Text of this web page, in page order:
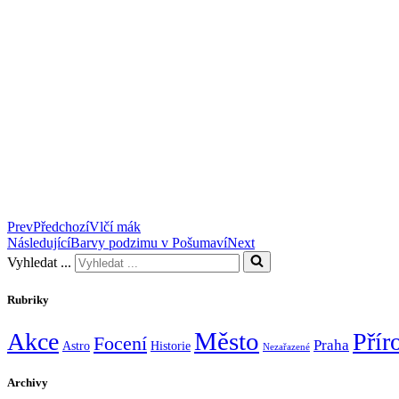
PrevPředchozíVlčí mák
NásledujícíBarvy podzimu v PošumavíNext
Vyhledat ...
Rubriky
Akce Astro Focení Historie Město Nezařazené Praha
Archivy